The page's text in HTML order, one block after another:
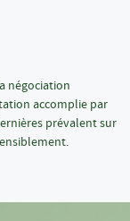
négociation
accomplie par
prévalent sur